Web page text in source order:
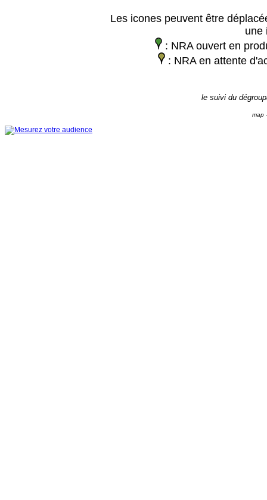
Les icones peuvent être
une
: NRA ouvert en
: NRA en attente
le suivi du
map